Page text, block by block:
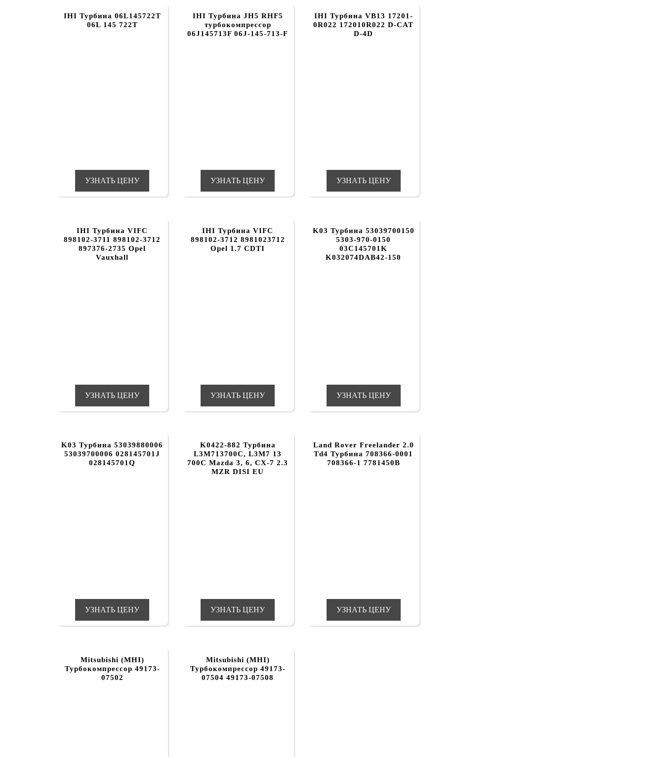
IHI Турбина 06L145722T
06L 145 722T
УЗНАТЬ ЦЕНУ
IHI Турбина JH5 RHF5
турбокомпрессор
06J145713F 06J-145-713-F
УЗНАТЬ ЦЕНУ
IHI Турбина VB13 17201-
0R022 172010R022 D-CAT
D-4D
УЗНАТЬ ЦЕНУ
IHI Турбина VIFC
898102-3711 898102-3712
897376-2735 Opel
Vauxhall
УЗНАТЬ ЦЕНУ
IHI Турбина VIFC
898102-3712 8981023712
Opel 1.7 CDTI
УЗНАТЬ ЦЕНУ
K03 Турбина 53039700150
5303-970-0150
03C145701K
K032074DAB42-150
УЗНАТЬ ЦЕНУ
K03 Турбина 53039880006
53039700006 028145701J
028145701Q
УЗНАТЬ ЦЕНУ
K0422-882 Турбина
L3M713700C, L3M7 13
700C Mazda 3, 6, CX-7 2.3
MZR DISI EU
УЗНАТЬ ЦЕНУ
Land Rover Freelander 2.0
Td4 Турбина 708366-0001
708366-1 7781450B
УЗНАТЬ ЦЕНУ
Mitsubishi (MHI)
Турбокомпрессор 49173-
07502
Mitsubishi (MHI)
Турбокомпрессор 49173-
07504 49173-07508